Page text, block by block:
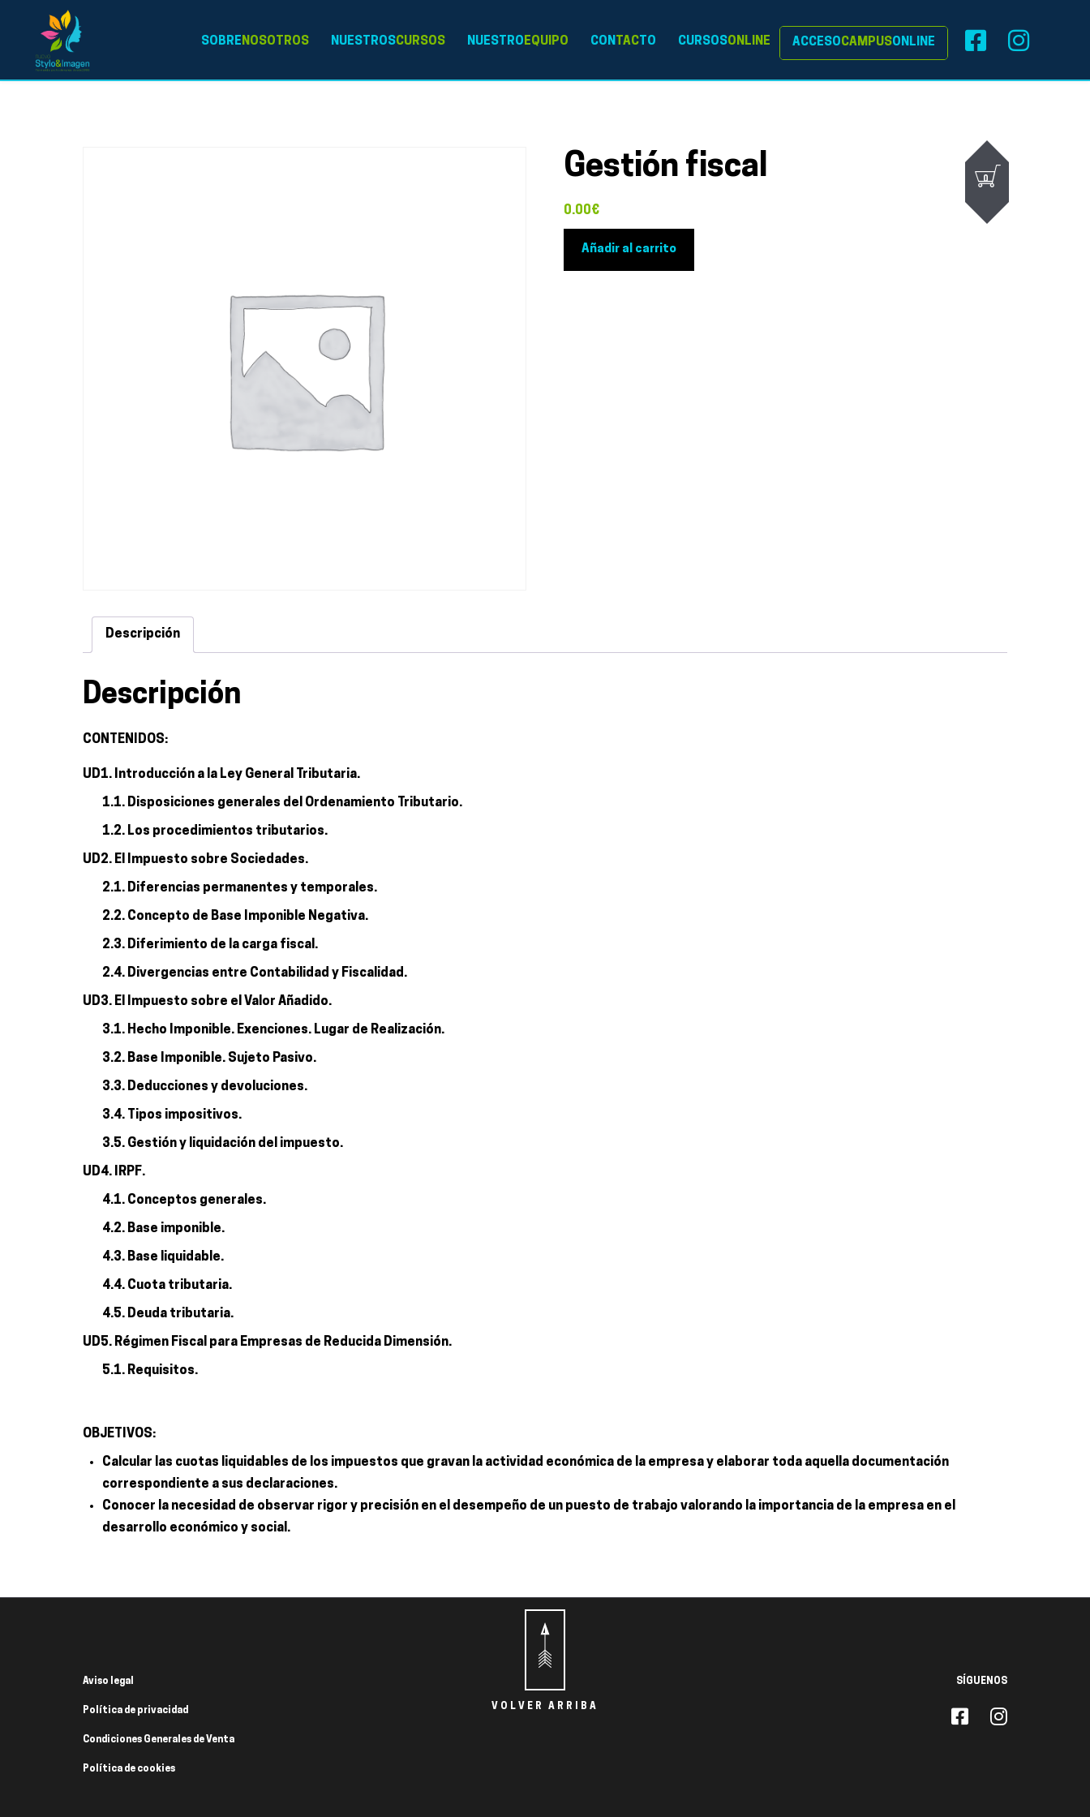
SOBRENOSOTROS NUESTROSCURSOS NUESTROEQUIPO CONTACTO CURSOSONLINE ACCESOCAMPUSONLINE
0
Gestión fiscal
0.00€
Añadir al carrito
Descripción
Descripción
CONTENIDOS:
UD1. Introducción a la Ley General Tributaria.
1.1. Disposiciones generales del Ordenamiento Tributario.
1.2. Los procedimientos tributarios.
UD2. El Impuesto sobre Sociedades.
2.1. Diferencias permanentes y temporales.
2.2. Concepto de Base Imponible Negativa.
2.3. Diferimiento de la carga fiscal.
2.4. Divergencias entre Contabilidad y Fiscalidad.
UD3. El Impuesto sobre el Valor Añadido.
3.1. Hecho Imponible. Exenciones. Lugar de Realización.
3.2. Base Imponible. Sujeto Pasivo.
3.3. Deducciones y devoluciones.
3.4. Tipos impositivos.
3.5. Gestión y liquidación del impuesto.
UD4. IRPF.
4.1. Conceptos generales.
4.2. Base imponible.
4.3. Base liquidable.
4.4. Cuota tributaria.
4.5. Deuda tributaria.
UD5. Régimen Fiscal para Empresas de Reducida Dimensión.
5.1. Requisitos.
OBJETIVOS:
Calcular las cuotas liquidables de los impuestos que gravan la actividad económica de la empresa y elaborar toda aquella documentación
correspondiente a sus declaraciones.
Conocer la necesidad de observar rigor y precisión en el desempeño de un puesto de trabajo valorando la importancia de la empresa en el
desarrollo económico y social.
VOLVER ARRIBA
Aviso legal
Política de privacidad
Condiciones Generales de Venta
Política de cookies
SÍGUENOS